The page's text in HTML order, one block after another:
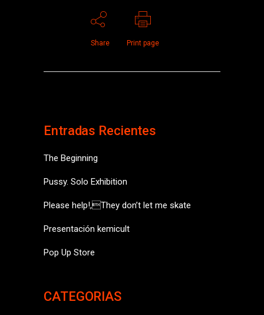
Share Print page
Entradas Recientes
The Beginning
Pussy. Solo Exhibition
Please help!,They don’t let me skate
Presentación kemicult
Pop Up Store
CATEGORIAS